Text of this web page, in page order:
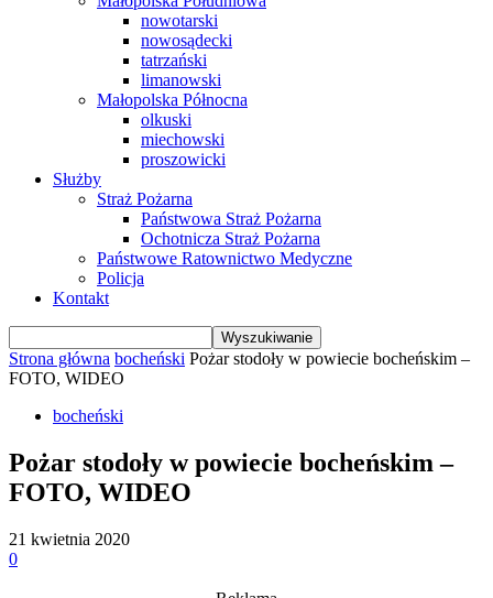
nowotarski
nowosądecki
tatrzański
limanowski
Małopolska Północna
olkuski
miechowski
proszowicki
Służby
Straż Pożarna
Państwowa Straż Pożarna
Ochotnicza Straż Pożarna
Państwowe Ratownictwo Medyczne
Policja
Kontakt
Strona główna bocheński Pożar stodoły w powiecie bocheńskim –
FOTO, WIDEO
bocheński
Pożar stodoły w powiecie bocheńskim –
FOTO, WIDEO
21 kwietnia 2020
0